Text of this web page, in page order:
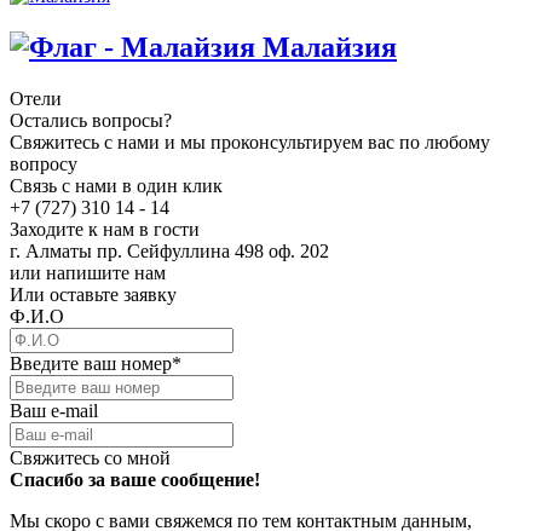
Малайзия
Отели
Остались вопросы?
Свяжитесь с нами и мы проконсультируем вас по любому
вопросу
Связь с нами в один клик
+7 (727) 310 14 - 14
Заходите к нам в гости
г. Алматы пр. Сейфуллина 498 оф. 202
или напишите нам
Или оставьте заявку
Ф.И.О
Введите ваш номер*
Ваш e-mail
Свяжитесь со мной
Спасибо за ваше сообщение!
Мы скоро с вами свяжемся по тем контактным данным,